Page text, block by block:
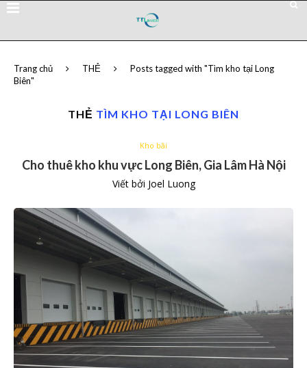
Trang chủ THẺ
Posts tagged with "Tìm kho tại Long
Biên"
THẺ TÌM KHO TẠI LONG BIÊN
Kho bãi
Cho thuê kho khu vực Long Biên, Gia Lâm Hà Nội
Viết bởi Joel Luong